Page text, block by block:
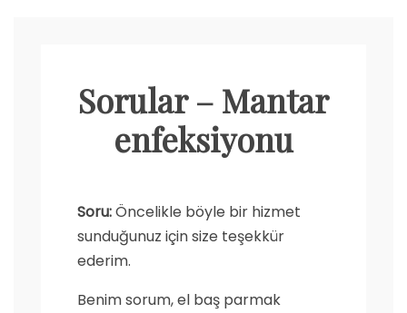
Sorular – Mantar
enfeksiyonu
Soru:Öncelikle böyle bir hizmet
sunduğunuz için size teşekkür
ederim.
Benim sorum, el baş parmak